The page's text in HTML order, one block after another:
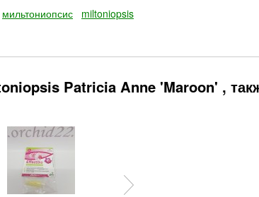
мильтониопсис miltoniopsis
Patricia Anne 'Maroon' ,